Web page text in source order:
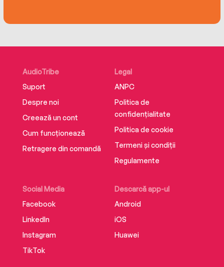
română aparțin
CORINT ISTORIE, un imprint al CORINT BOOKS,
str. Mihai Eminescu, nr. 54 A, București.
www.edituracorint.ro
Editura Corint
AudioTribe
Suport
Despre noi
Creează un cont
Cum funcționează
Retragere din comandă
Social Media
Facebook
LinkedIn
Instagram
TikTok
Descarcă app-ul
Android
iOS
Huawei
Legal
ANPC
Politica de
confidențialitate
Politica de cookie
Termeni și condiții
Regulamente